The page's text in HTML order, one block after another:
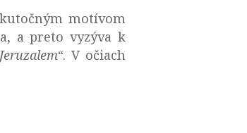
motívom
a preto vyzýva k
. V očiach